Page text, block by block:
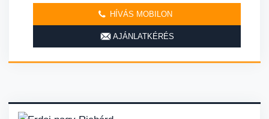
HÍVÁS MOBILON
AJÁNLATKÉRÉS